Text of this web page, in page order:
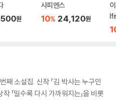
원
사피엔스
10% 24,120원
째 소설집. 신작 『김 박사는 누구인
「밀수록 다시 가까워지는」을 비롯